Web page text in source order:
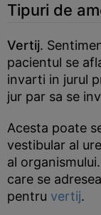
Tipuri de
Vertij.
pacientul se
invarti in jurul
jur par sa se
Acesta poate
vestibular al
al
care se
pentru vertij.